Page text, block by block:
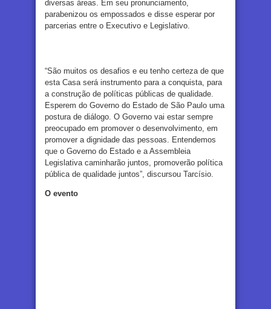
diversas áreas. Em seu pronunciamento,
parabenizou os empossados e disse esperar por
parcerias entre o Executivo e Legislativo.
“São muitos os desafios e eu tenho certeza de que
esta Casa será instrumento para a conquista, para
a construção de políticas públicas de qualidade.
Esperem do Governo do Estado de São Paulo uma
postura de diálogo. O Governo vai estar sempre
preocupado em promover o desenvolvimento, em
promover a dignidade das pessoas. Entendemos
que o Governo do Estado e a Assembleia
Legislativa caminharão juntos, promoverão política
pública de qualidade juntos”, discursou Tarcísio.
O evento